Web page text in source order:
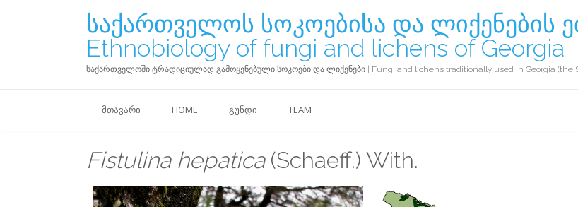
საქართველოს სოკოებისა და ლიქენების
Ethnobiology of fungi and lichens of Georgia
საქართველოში ტრადიციულად გამოყენებული სოკოები და ლიქენები | Fungi and lichens traditionally used in Georgia (the
ᲛᲗᲐᲕᲐᲠᲘ HOME ᲒᲣᲜᲓᲘ TEAM
Fistulina hepatica(Schaeff.) With.